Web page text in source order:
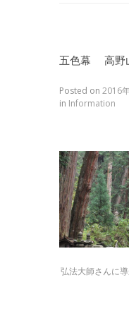
五色幕 高野
Posted on 2016
in Information
弘法大師さんに